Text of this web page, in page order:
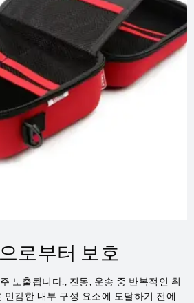
로부터 보호
노출됩니다., 진동, 운송 중 반복적인 취
민감한 내부 구성 요소에 도달하기 전에